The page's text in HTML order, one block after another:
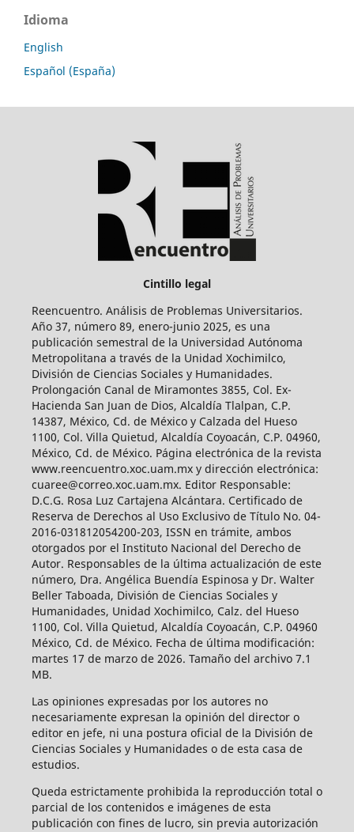
Idioma
English
Español (España)
Cintillo legal
Reencuentro. Análisis de Problemas Universitarios.
Año 37, número 89, enero-junio 2025, es una
publicación semestral de la Universidad Autónoma
Metropolitana a través de la Unidad Xochimilco,
División de Ciencias Sociales y Humanidades.
Prolongación Canal de Miramontes 3855, Col. Ex-
Hacienda San Juan de Dios, Alcaldía Tlalpan, C.P.
14387, México, Cd. de México y Calzada del Hueso
1100, Col. Villa Quietud, Alcaldía Coyoacán, C.P. 04960,
México, Cd. de México. Página electrónica de la revista
www.reencuentro.xoc.uam.mx y dirección electrónica:
cuaree@correo.xoc.uam.mx. Editor Responsable:
D.C.G. Rosa Luz Cartajena Alcántara. Certificado de
Reserva de Derechos al Uso Exclusivo de Título No. 04-
2016-031812054200-203, ISSN en trámite, ambos
otorgados por el Instituto Nacional del Derecho de
Autor. Responsables de la última actualización de este
número, Dra. Angélica Buendía Espinosa y Dr. Walter
Beller Taboada, División de Ciencias Sociales y
Humanidades, Unidad Xochimilco, Calz. del Hueso
1100, Col. Villa Quietud, Alcaldía Coyoacán, C.P. 04960
México, Cd. de México. Fecha de última modificación:
martes 17 de marzo de 2026. Tamaño del archivo 7.1
MB.
Las opiniones expresadas por los autores no
necesariamente expresan la opinión del director o
editor en jefe, ni una postura oficial de la División de
Ciencias Sociales y Humanidades o de esta casa de
estudios.
Queda estrictamente prohibida la reproducción total o
parcial de los contenidos e imágenes de esta
publicación con fines de lucro, sin previa autorización